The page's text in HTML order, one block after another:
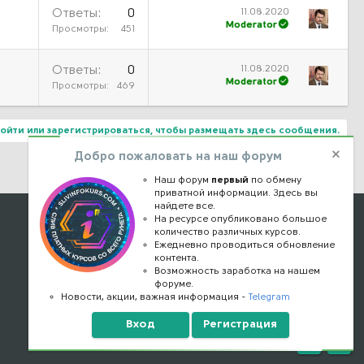
Ответы 0
Просмотры 451
11.08.2020
Moderator
Ответы 0
Просмотры 469
11.08.2020
Moderator
или зарегистрироваться, чтобы размещать здесь сообщения.
Наши контакты
kursstore@mail.ru
Обратная связь
Конфиденциальность
Правообладателям
Верх Низ
Добро пожаловать на наш форум
Наш форум первый по обмену
приватной информации. Здесь вы
найдете все.
На ресурсе опубликовано большое
количество различных курсов.
Ежедневно проводиться обновление
контента.
Возможность заработка на нашем
форуме.
Новости, акции, важная информация - Telegram
Вход Регистрация